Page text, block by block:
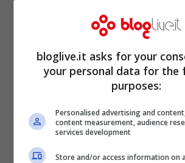
militari di presidio delle coste
suscitano perplessità tra le
umanitarie. Così come
state espresse anche dalle
circa la compatibilità tra «un
intelligence» e la difesa dei
bloglive.it asks for your
your personal data for the
purposes:
Personalised advertising and
content measurement, audience
services development
Store and/or access information on